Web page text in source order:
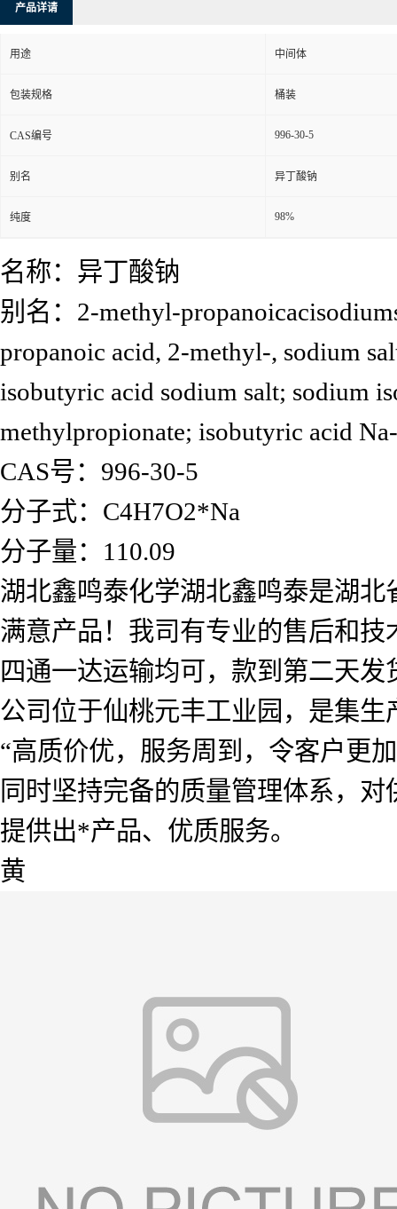
产品详请
用途 中间体
包装规格 桶装
CAS编号 996-30-5
别名 异丁酸钠
纯度 98%
名称：异丁酸钠
别名：2-methyl-
propanoic acid, 2-methyl-, sodium
isobutyric acid sodium salt; sodium
methylpropionate; isobutyric acid
CAS号：996-30-5
分子式：C4H7O2*Na
分子量：110.09
湖北鑫鸣泰化学湖北鑫鸣泰是湖
满意产品！我司有专业的售后和
四通一达运输均可，款到第二天
公司位于仙桃元丰工业园，是集
“高质价优，服务周到，令客户更
同时坚持完备的质量管理体系，
提供出*产品、优质服务。
黄